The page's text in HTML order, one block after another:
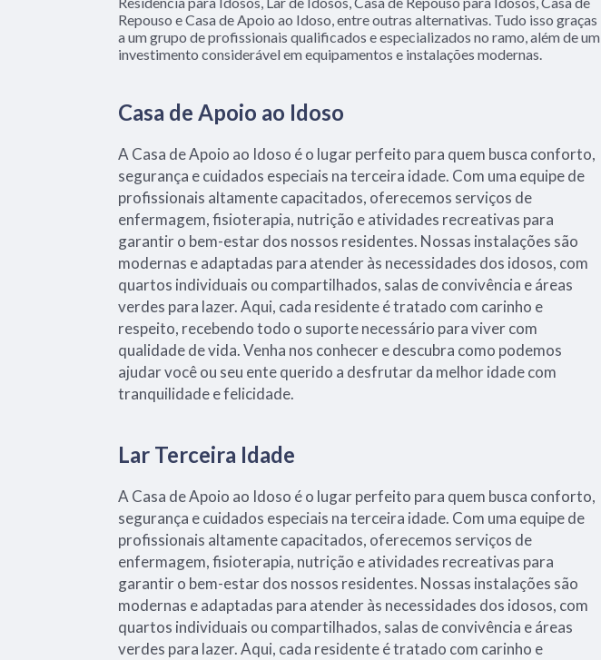
Repouso e Casa de Apoio ao Idoso, entre outras alternativas. Tudo isso graças
a um grupo de profissionais qualificados e especializados no ramo, além de um
investimento considerável em equipamentos e instalações modernas.
Casa de Apoio ao Idoso
A Casa de Apoio ao Idoso é o lugar perfeito para quem busca conforto,
segurança e cuidados especiais na terceira idade. Com uma equipe de
profissionais altamente capacitados, oferecemos serviços de
enfermagem, fisioterapia, nutrição e atividades recreativas para
garantir o bem-estar dos nossos residentes. Nossas instalações são
modernas e adaptadas para atender às necessidades dos idosos, com
quartos individuais ou compartilhados, salas de convivência e áreas
verdes para lazer. Aqui, cada residente é tratado com carinho e
respeito, recebendo todo o suporte necessário para viver com
qualidade de vida. Venha nos conhecer e descubra como podemos
ajudar você ou seu ente querido a desfrutar da melhor idade com
tranquilidade e felicidade.
Lar Terceira Idade
A Casa de Apoio ao Idoso é o lugar perfeito para quem busca conforto,
segurança e cuidados especiais na terceira idade. Com uma equipe de
profissionais altamente capacitados, oferecemos serviços de
enfermagem, fisioterapia, nutrição e atividades recreativas para
garantir o bem-estar dos nossos residentes. Nossas instalações são
modernas e adaptadas para atender às necessidades dos idosos, com
quartos individuais ou compartilhados, salas de convivência e áreas
verdes para lazer. Aqui, cada residente é tratado com carinho e